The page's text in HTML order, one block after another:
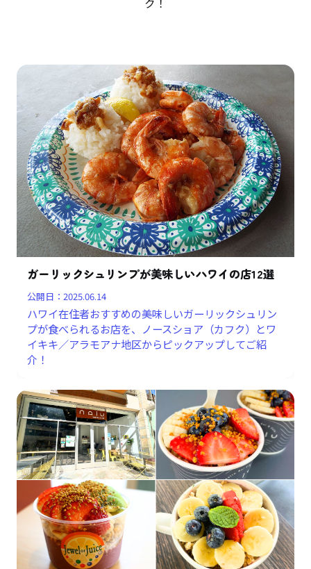
ガーリックシュリンプが美味しいハワイの店12選
公開日：2025.06.14
ハワイ在住者おすすめの美味しいガーリックシュリン
プが食べられるお店を、ノースショア（カフク）とワ
イキキ／アラモアナ地区からピックアップしてご紹
介！